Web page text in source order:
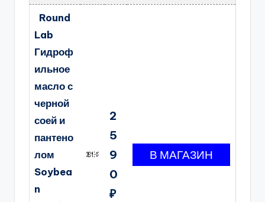
Round
Lab
Гидроф
ильное
масло с
черной
соей и
пантено
лом
Soybea
n
2
5
9
0
₽